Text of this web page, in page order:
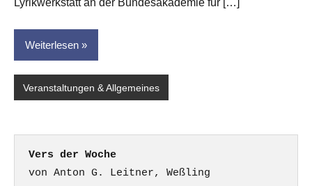
Lyrikwerkstatt an der Bundesakademie für […]
Weiterlesen
Veranstaltungen & Allgemeines
Vers der Woche